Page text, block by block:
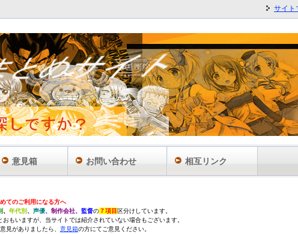
てのご利用になる方へ
、 年代別 、 声優、 制作会社、監督の７項目 区分けしています。
もいますが、当サイトでは紹介されていない場合もございます。
見がありましたら、 意見箱の方にてご意見ください。
サイト
意見箱 お問い合わせ 相互リンク